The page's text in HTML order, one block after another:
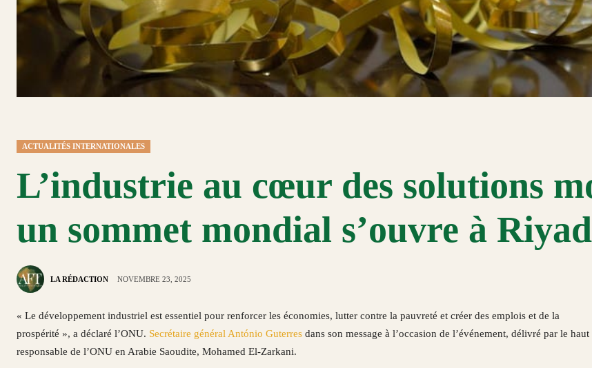
ACTUALITÉS INTERNATIONALES
L’industrie au cœur des solutions
un sommet mondial s’ouvre à Riyad
LA RÉDACTION NOVEMBRE 23, 2025
« Le développement industriel est essentiel pour renforcer les économies, lutter contre la pauvreté et créer des emplois et de la
prospérité », a déclaré l’ONU. Secrétaire général António Guterres dans son message à l’occasion de l’événement, délivré par le haut
responsable de l’ONU en Arabie Saoudite, Mohamed El-Zarkani.